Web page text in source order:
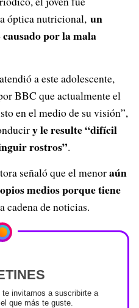
óptica nutricional, un
por la mala
a este adolescente,
BBC que actualmente el
en el medio de su visión”,
y le resulte “difícil
rostros”.
señaló que el menoraún
medios porque tiene
cadena de noticias.
te invitamos a suscribirte a
que más te guste.